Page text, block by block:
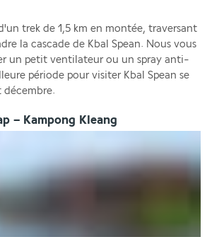
trek de 1,5 km en montée, traversant
la cascade de Kbal Spean. Nous vous
un petit ventilateur ou un spray anti-
période pour visiter Kbal Spean se
– Kampong Kleang